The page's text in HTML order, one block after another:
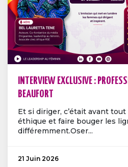
INTERVIEW EXCLUSIVE :
BEAUFORT
Et si diriger, c’était avant
éthique et faire bouger les
différemment.Oser...
21 Juin 2026